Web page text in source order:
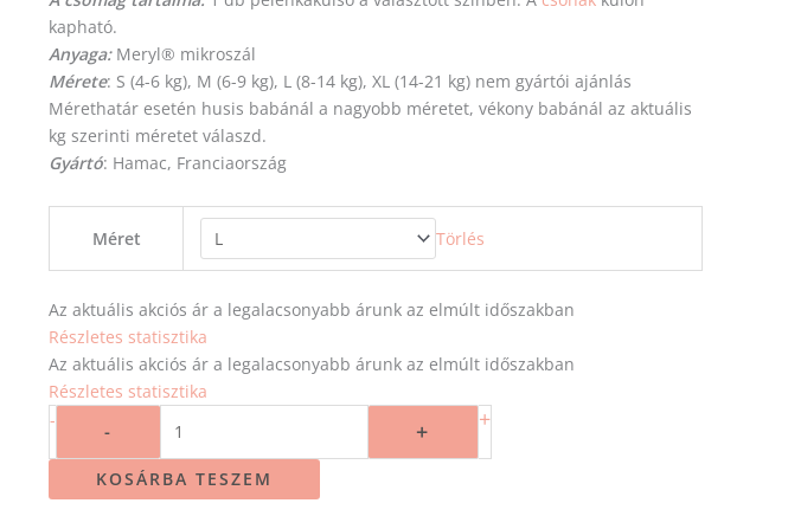
kapható.
Anyaga: Meryl® mikroszál
Mérete: S (4-6 kg), M (6-9 kg), L (8-14 kg), XL (14-21 kg) nem gyártói ajánlás
Mérethatár esetén husis babánál a nagyobb méretet, vékony babánál az aktuális
kg szerinti méretet válaszd.
Gyártó: Hamac, Franciaország
Méret Törlés
Az aktuális akciós ár a legalacsonyabb árunk az elmúlt időszakban
Részletes statisztika
Az aktuális akciós ár a legalacsonyabb árunk az elmúlt időszakban
Részletes statisztika
-
- + +
KOSÁRBA TESZEM